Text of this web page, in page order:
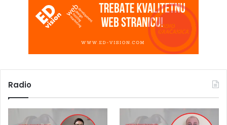
Radio